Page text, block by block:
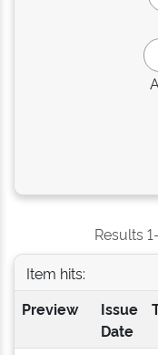
Results
Item hits:
Preview
Issue
Date